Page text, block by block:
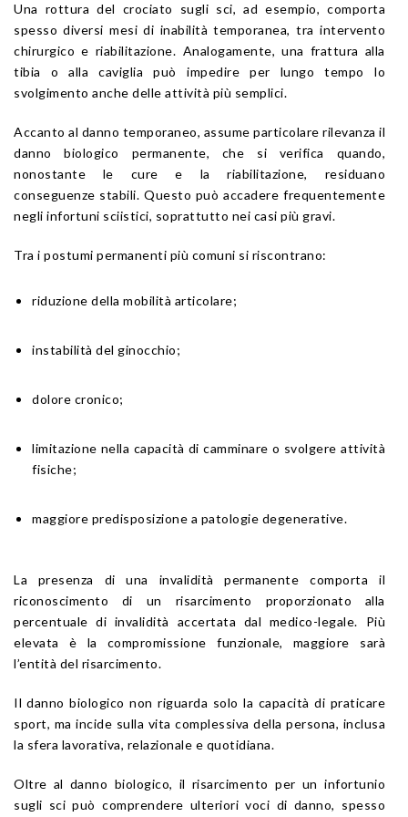
Una rottura del crociato sugli sci, ad esempio, comporta
spesso diversi mesi di inabilità temporanea, tra intervento
chirurgico e riabilitazione. Analogamente, una frattura alla
tibia o alla caviglia può impedire per lungo tempo lo
svolgimento anche delle attività più semplici.
Accanto al danno temporaneo, assume particolare rilevanza il
danno biologico permanente, che si verifica quando,
nonostante le cure e la riabilitazione, residuano
conseguenze stabili. Questo può accadere frequentemente
negli infortuni sciistici, soprattutto nei casi più gravi.
Tra i postumi permanenti più comuni si riscontrano:
riduzione della mobilità articolare;
instabilità del ginocchio;
dolore cronico;
limitazione nella capacità di camminare o svolgere attività
fisiche;
maggiore predisposizione a patologie degenerative.
La presenza di una invalidità permanente comporta il
riconoscimento di un risarcimento proporzionato alla
percentuale di invalidità accertata dal medico-legale. Più
elevata è la compromissione funzionale, maggiore sarà
l’entità del risarcimento.
Il danno biologico non riguarda solo la capacità di praticare
sport, ma incide sulla vita complessiva della persona, inclusa
la sfera lavorativa, relazionale e quotidiana.
Oltre al danno biologico, il risarcimento per un infortunio
sugli sci può comprendere ulteriori voci di danno, spesso